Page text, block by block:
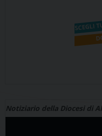
Notiziario della Diocesi di